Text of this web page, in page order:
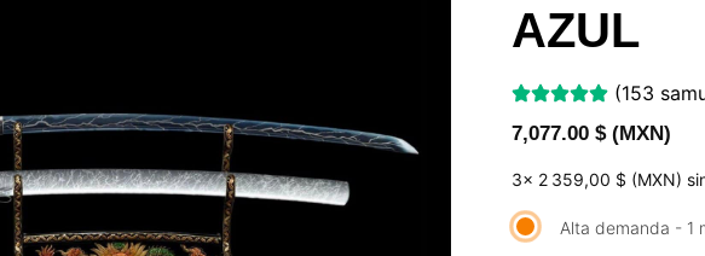
AZUL
(153
7,077.00 $ (MXN)
3x 2 359,00 $ (MXN)
Alta demanda - 1